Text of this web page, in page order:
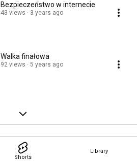
Shorts
Library
Bezpieczeństwo w internecie
43 views 3 years ago
Walka finałowa
92 views 5 years ago